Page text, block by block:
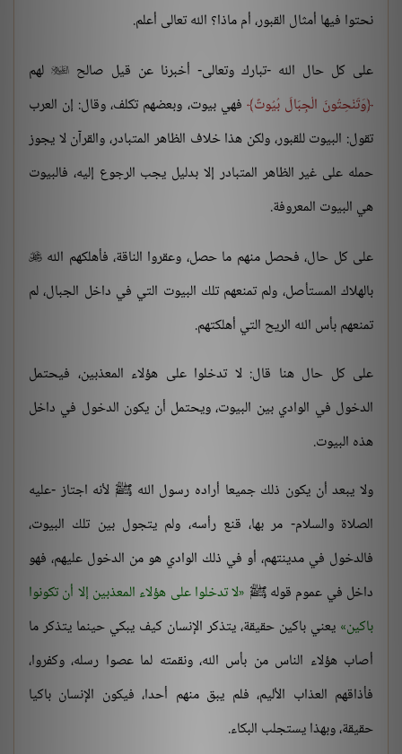
نحتوا فيها أمثال القبور، أم ماذا؟ الله تعالى أعلم.
على كل حال الله -تبارك وتعالى- أخبرنا عن قيل صالح  لهم
وَتَنْحِتُونَ الْجِبَالَ بُيُوتً فهي بيوت، وبعضهم تكلف، وقال: إن العرب
تقول: البيوت للقبور، ولكن هذا خلاف الظاهر المتبادر، والقرآن لا يجوز
حمله على غير الظاهر المتبادر إلا بدليل يجب الرجوع إليه، فالبيوت
هي البيوت المعروفة.
على كل حال، فحصل منهم ما حصل، وعقروا الناقة، فأهلكهم الله 
بالهلاك المستأصل، ولم تمنعهم تلك البيوت التي في داخل الجبال، لم
تمنعهم بأس الله الريح التي أهلكتهم.
على كل حال هنا قال: لا تدخلوا على هؤلاء المعذبين، فيحتمل
الدخول في الوادي بين البيوت، ويحتمل أن يكون الدخول في داخل
هذه البيوت.
ولا يبعد أن يكون ذلك جميعا أراده رسول الله ﷺ لأنه اجتاز -عليه
الصلاة والسلام- مر بها، قنع رأسه، ولم يتجول بين تلك البيوت،
فالدخول في مدينتهم، أو في ذلك الوادي هو من الدخول عليهم، فهو
داخل في عموم قوله ﷺ لا تدخلوا على هؤلاء المعذبين إلا أن تكونوا
باكين يعني باكين حقيقة، يتذكر الإنسان كيف يبكي حينما يتذكر ما
أصاب هؤلاء الناس من بأس الله، ونقمته لما عصوا رسله، وكفروا،
فأذاقهم العذاب الأليم، فلم يبق منهم أحدا، فيكون الإنسان باكيا
حقيقة، وبهذا يستجلب البكاء.